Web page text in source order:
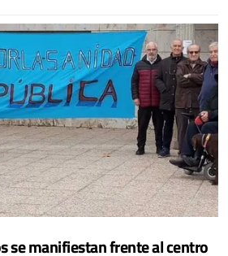
se manifiestan frente al centro